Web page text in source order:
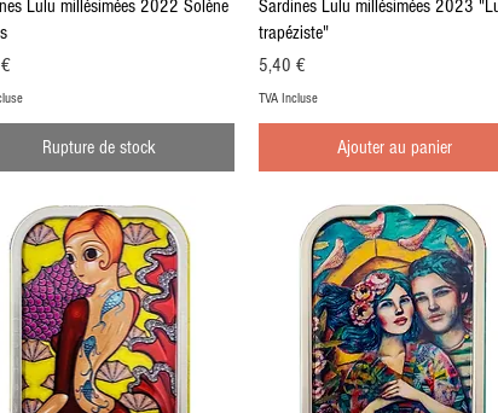
Aperçu rapide
Lulu millésimées 2022 Solène
Rupture de stock
Aperçu rapide
Sardines Lulu millésimées 2023
trapéziste"
Prix
5,40 €
TVA Incluse
Ajouter au panier